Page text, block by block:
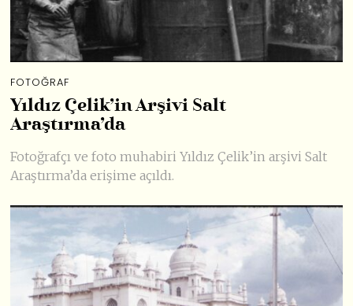
FOTOĞRAF
Yıldız Çelik’in Arşivi Salt
Araştırma’da
Fotoğrafçı ve foto muhabiri Yıldız Çelik’in arşivi Salt
Araştırma’da erişime açıldı.